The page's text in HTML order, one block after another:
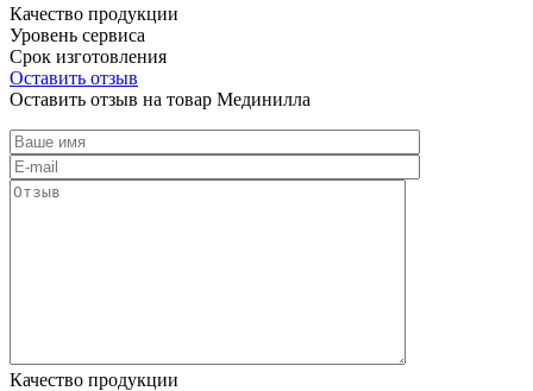
Качество продукции
Уровень сервиса
Срок изготовления
Оставить отзыв
Оставить отзыв на товар Мединилла
Качество продукции